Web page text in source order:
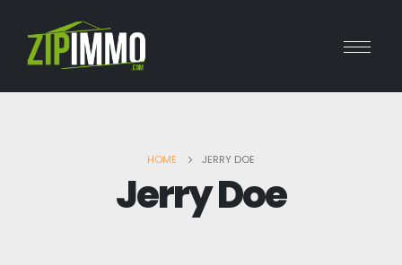
HOME JERRY DOE
Jerry Doe